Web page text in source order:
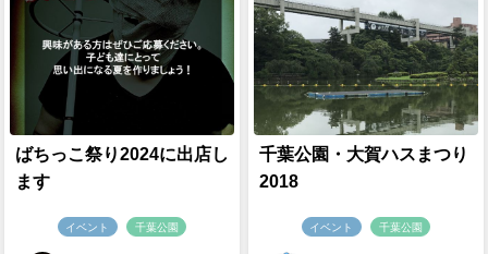
ばちっこ祭り2024に出店し
ます
イベント 千葉公園
千葉公園・大賀ハスまつり
2018
イベント 千葉公園